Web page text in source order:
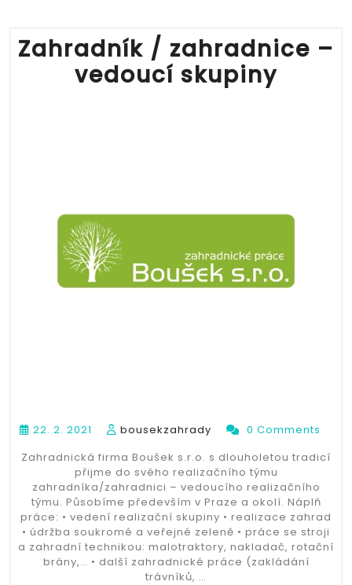
Zahradník / zahradnice –
vedoucí skupiny
22. 2. 2021 bousekzahrady
0 Comments
Zahradnická firma Boušek s.r.o. s dlouholetou tradicí
přijme do svého realizačního týmu
zahradníka/zahradnici – vedoucího realizačního
týmu. Působíme především v Praze a okolí. Náplň
práce: • vedení realizační skupiny • realizace zahrad
• údržba soukromé a veřejné zeleně • práce se stroji
a zahradní technikou: malotraktory, nakladač, rotační
brány,… • další zahradnické práce (zakládání
trávníků, …